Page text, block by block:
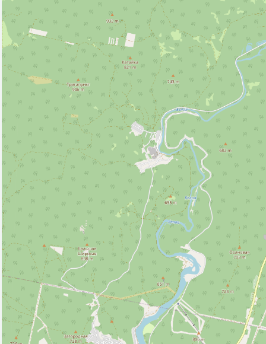
Автопарковка (203)
Автостанция, автовокзал (3)
Аптека (26)
Банк (9)
Библиотека (2)
Больница (11)
Ветеринар (2)
Водонапорная башня (1)
Гостевой дом (1)
Гостиница (1)
Вокзал, станция (5)
Кафе (14)
Колодец (4)
Магазин (164)
Место для пикника (12)
Мечеть (1)
Парк развлечений (1)
Парк, сквер (18)
Полицейский участок (2)
Почта (7)
Ресторан (2)
Рынок, базар (1)
Смотровая площадка (15)
Спортивный центр (5)
Стадион (4)
Станция канатной дороги (3)
Стоматолог (1)
Стоянка такси (4)
Университет/институт (1)